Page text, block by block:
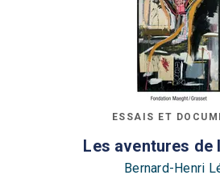
ESSAIS ET
Les aventures de
Bernard-Henri